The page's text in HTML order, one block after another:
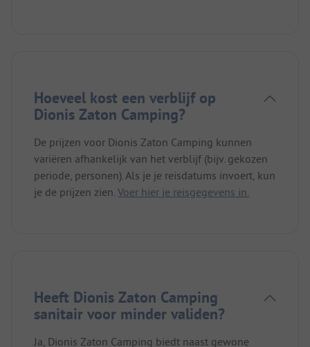
Hoeveel kost een verblijf op
Dionis Zaton Camping?
De prijzen voor Dionis Zaton Camping kunnen
variëren afhankelijk van het verblijf (bijv. gekozen
periode, personen). Als je je reisdatums invoert, kun
je de prijzen zien. Voer hier je reisgegevens in.
Heeft Dionis Zaton Camping
sanitair voor minder validen?
Ja, Dionis Zaton Camping biedt naast gewone